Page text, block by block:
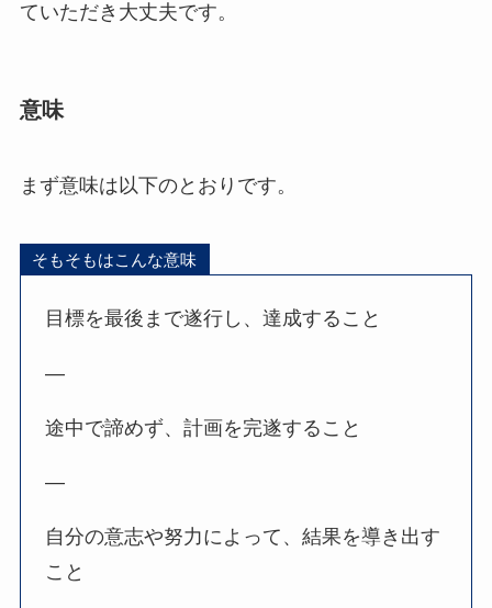
ていただき大丈夫です。
意味
まず意味は以下のとおりです。
そもそもはこんな意味
目標を最後まで遂行し、達成すること
—
途中で諦めず、計画を完遂すること
—
自分の意志や努力によって、結果を導き出す
こと